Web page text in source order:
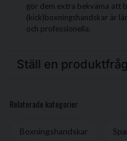
gör dem extra bekväma att
(kick)boxningshandskar är
och professionella.
Ställ en
Fråga oss något om
Relaterade kategorier
Boxningshandskar